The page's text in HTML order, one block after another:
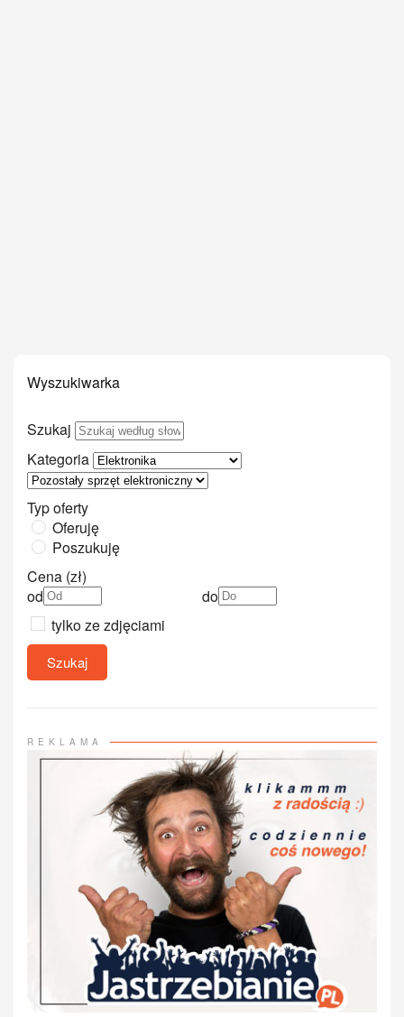
Wyszukiwarka
Szukaj
Kategoria
Typ oferty
Oferuję
Poszukuję
Cena (zł)
od
do
tylko ze zdjęciami
Szukaj
REKLAMA